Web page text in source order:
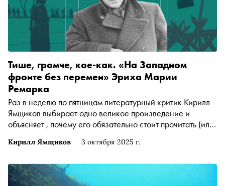
Кирилл Ямщиков 3 октября 2025 г.
Тише, громче, кое-как. «На Западном
фронте без перемен» Эриха Марии
Ремарка
Раз в неделю по пятницам литературный критик Кирилл
Ямщиков выбирает одно великое произведение и
объясняет , почему его обязательно стоит прочитать (или
перемен» — один из главных романов о Первой
профессионального убийцу и летописца планетарного
ужаса